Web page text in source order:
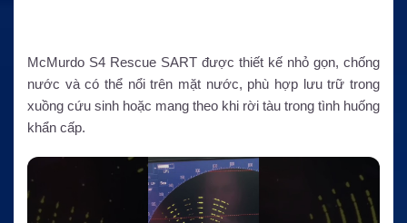
McMurdo S4 Rescue SART được thiết kế nhỏ gọn, chống
nước và có thể nổi trên mặt nước, phù hợp lưu trữ trong
xuồng cứu sinh hoặc mang theo khi rời tàu trong tình huống
khẩn cấp.